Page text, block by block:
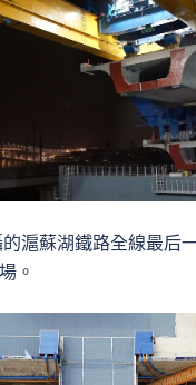
滬蘇湖鐵路全線最后
場。